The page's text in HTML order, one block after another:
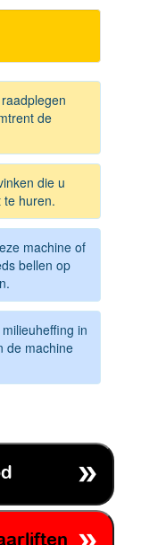
de
die u
te huren.
machine of
bellen op
in
de machine